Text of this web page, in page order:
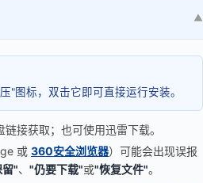
▼
"图标，双击它即可直接运行安装。
接获取；也可使用迅雷下载。
或 360安全浏览器）可能会出现误报
"、 "仍要下载"或"恢复文件"。